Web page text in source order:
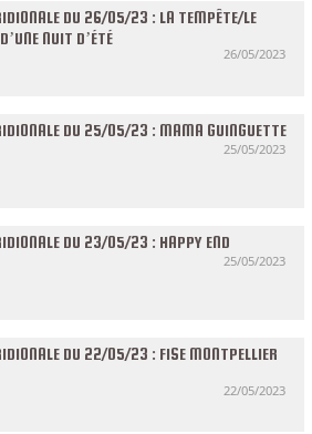
DU 26/05/23 : LA TEMPÊTE/LE
NUIT D’ÉTÉ
26/05/2023
DU 25/05/23 : MAMA GUINGUETTE
25/05/2023
DU 23/05/23 : HAPPY END
25/05/2023
DU 22/05/23 : FISE MONTPELLIER
22/05/2023